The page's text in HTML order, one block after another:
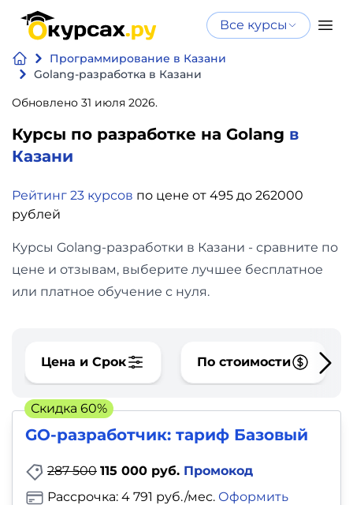
Все курсы
Программирование в Казани
Golang-разработка в Казани
Обновлено 31 июля 2026.
Курсы по разработке на Golang в
Казани
Рейтинг 23 курсов по цене от 495 до 262000
рублей
Курсы Golang-разработки в Казани - сравните по
цене и отзывам, выберите лучшее бесплатное
или платное обучение с нуля.
Цена и Срок По стоимости
GO-разработчик: тариф Базовый
287 500 115 000 руб. Промокод
Рассрочка: 4 791 руб./мес. Оформить
Скидка 60%
Нейросеть
и ИИ
Бизнес
финансы
Дизайн
Аналитика
фото,
аудио
Маркетинг
Иностранный
язык
Нейросеть и ИИ
интеллекту